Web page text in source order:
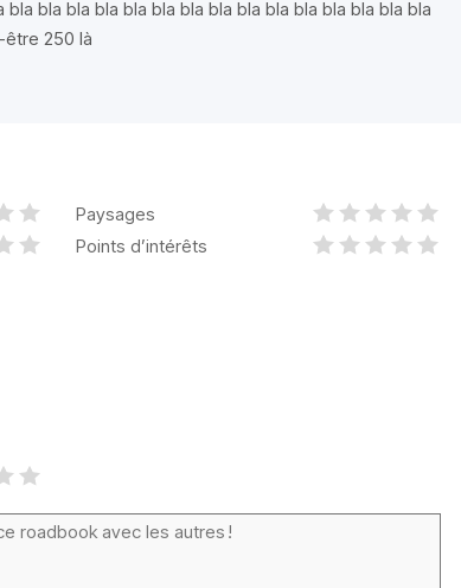
bla bla bla bla bla bla bla bla bla bla bla bla bla bla
être 250 là
Paysages
Points d’intérêts